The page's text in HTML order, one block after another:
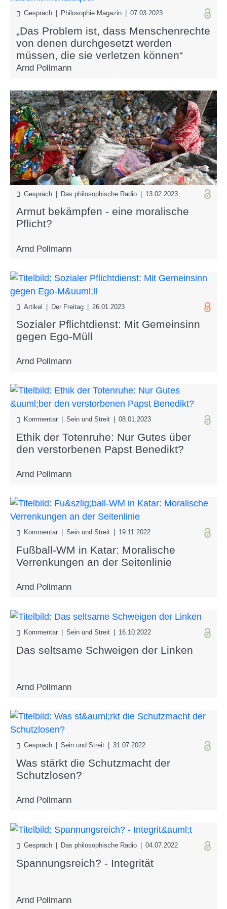
Gespräch | Philosophie Magazin | 07.03.2023
„Das Problem ist, dass Menschenrechte
von denen durchgesetzt werden
müssen, die sie verletzen können“
Arnd Pollmann
Gespräch | Das philosophische Radio | 13.02.2023
Armut bekämpfen - eine moralische
Pflicht?
Arnd Pollmann
Artikel | Der Freitag | 26.01.2023
Sozialer Pflichtdienst: Mit Gemeinsinn
gegen Ego-Müll
Arnd Pollmann
Kommentar | Sein und Streit | 08.01.2023
Ethik der Totenruhe: Nur Gutes über
den verstorbenen Papst Benedikt?
Arnd Pollmann
Kommentar | Sein und Streit | 19.11.2022
Fußball-WM in Katar: Moralische
Verrenkungen an der Seitenlinie
Arnd Pollmann
Kommentar | Sein und Streit | 16.10.2022
Das seltsame Schweigen der Linken
Arnd Pollmann
Gespräch | Sein und Streit | 31.07.2022
Was stärkt die Schutzmacht der
Schutzlosen?
Arnd Pollmann
Gespräch | Das philosophische Radio | 04.07.2022
Spannungsreich? - Integrität
Arnd Pollmann